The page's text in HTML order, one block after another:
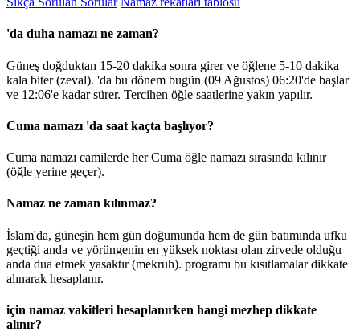
'da duha namazı ne zaman?
Güneş doğduktan 15-20 dakika sonra girer ve öğlene 5-10 dakika
kala biter (zeval). 'da bu dönem bugün (09 Ağustos) 06:20'de başlar
ve 12:06'e kadar sürer. Tercihen öğle saatlerine yakın yapılır.
Cuma namazı 'da saat kaçta başlıyor?
Cuma namazı camilerde her Cuma öğle namazı sırasında kılınır
(öğle yerine geçer).
Namaz ne zaman kılınmaz?
İslam'da, güneşin hem gün doğumunda hem de gün batımında ufku
geçtiği anda ve yörüngenin en yüksek noktası olan zirvede olduğu
anda dua etmek yasaktır (mekruh). programı bu kısıtlamalar dikkate
alınarak hesaplanır.
için namaz vakitleri hesaplanırken hangi mezhep dikkate
alınır?